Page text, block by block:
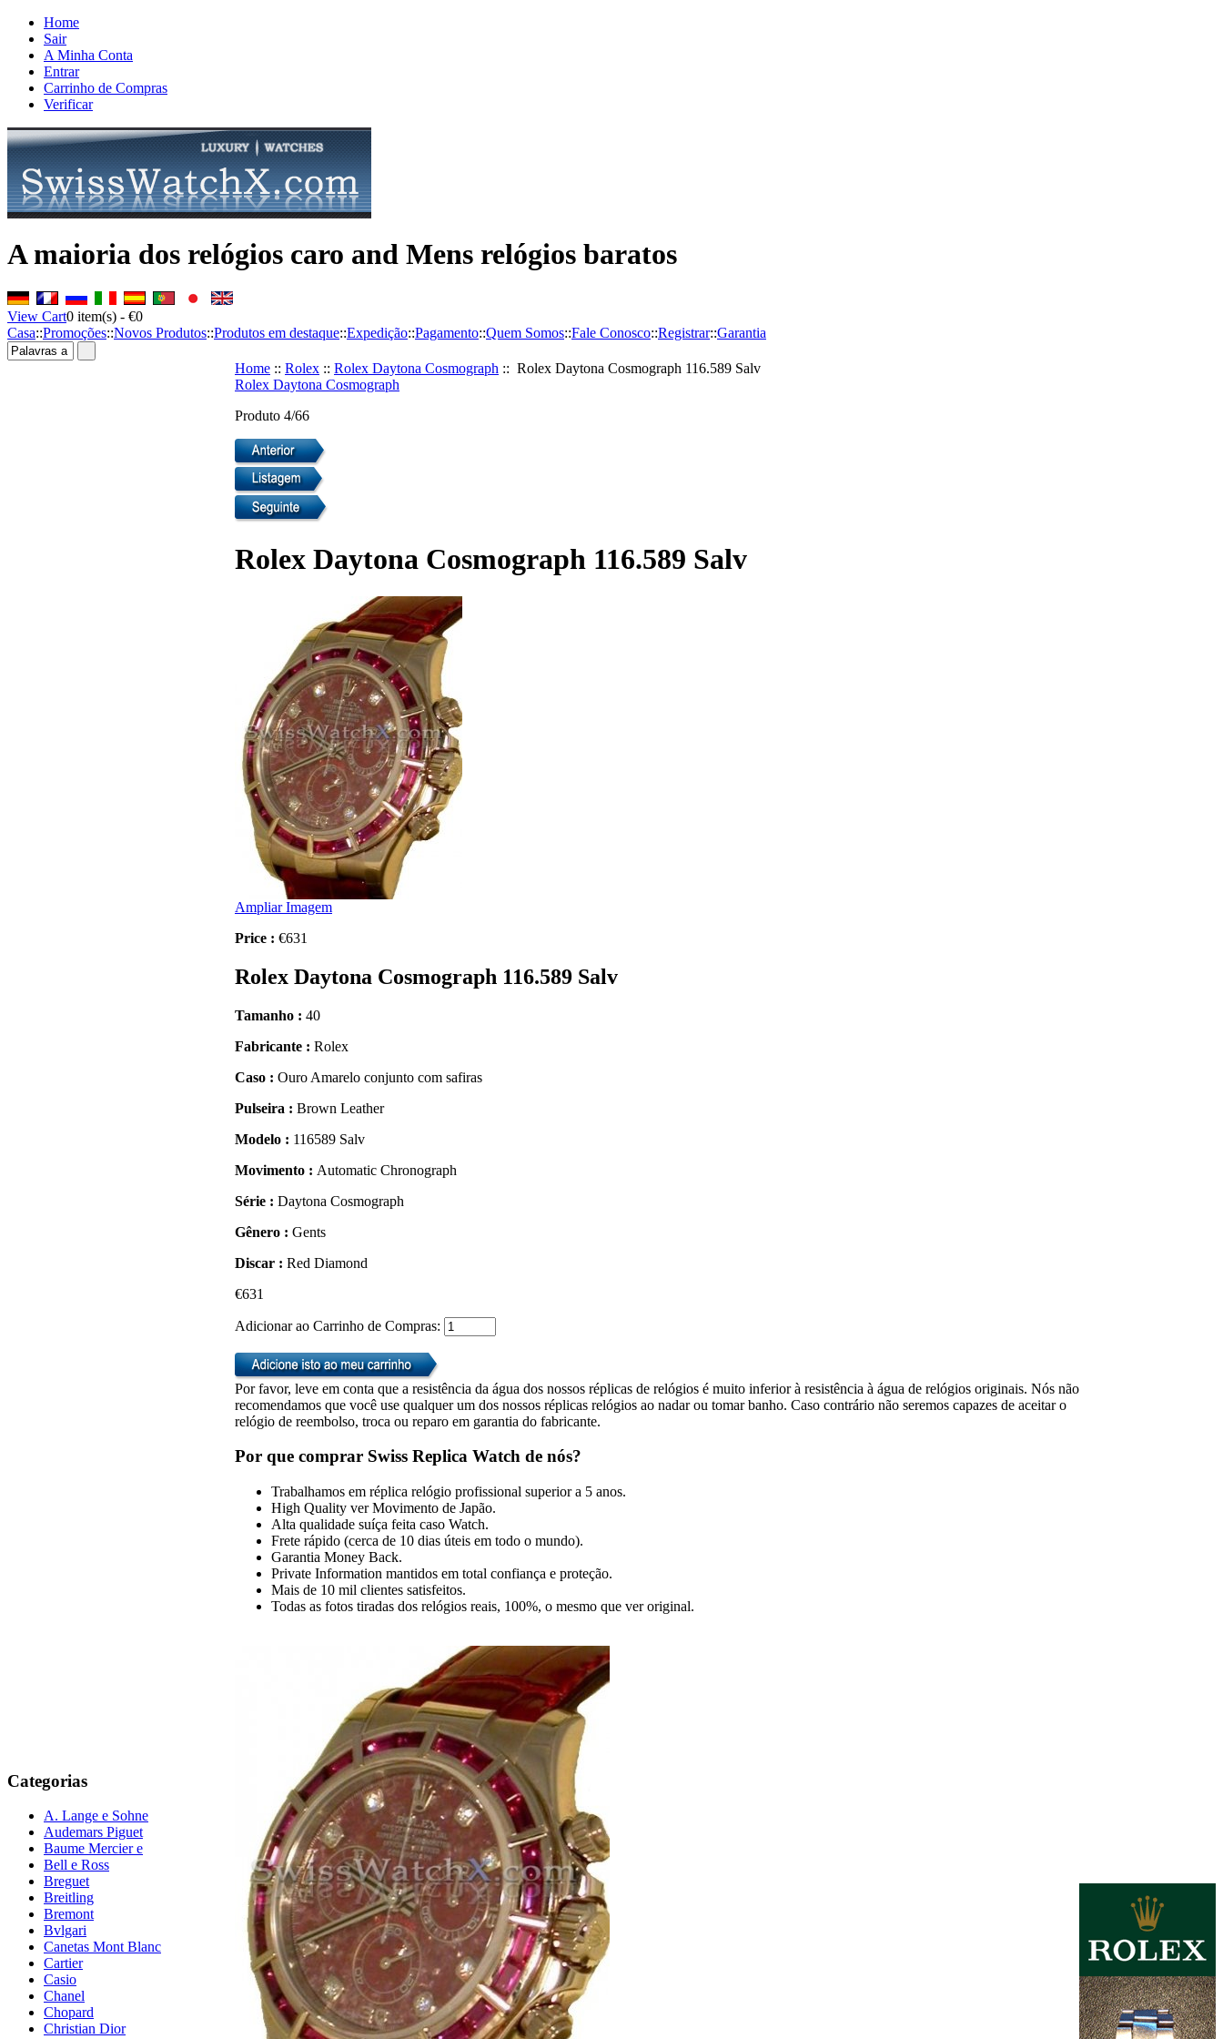
Home
Sair
A Minha Conta
Entrar
Carrinho de Compras
Verificar
A maioria dos relógios caro and Mens relógios baratos
View Cart0 item(s) - €0
Casa::Promoções::Novos Produtos::Produtos em destaque::Expedição::Pagamento::Quem Somos::Fale Conosco::Registrar::Garantia
Categorias
A. Lange e Sohne
Audemars Piguet
Baume Mercier e
Bell e Ross
Breguet
Breitling
Bremont
Bvlgari
Canetas Mont Blanc
Cartier
Casio
Chanel
Chopard
Christian Dior
Home :: Rolex :: Rolex Daytona Cosmograph :: Rolex Daytona Cosmograph 116.589 Salv
Rolex Daytona Cosmograph
Produto 4/66
Rolex Daytona Cosmograph 116.589 Salv
Ampliar Imagem
Price : €631
Rolex Daytona Cosmograph 116.589 Salv
Tamanho : 40
Fabricante : Rolex
Caso : Ouro Amarelo conjunto com safiras
Pulseira : Brown Leather
Modelo : 116589 Salv
Movimento : Automatic Chronograph
Série : Daytona Cosmograph
Gênero : Gents
Discar : Red Diamond
€631
Adicionar ao Carrinho de Compras:
Por favor, leve em conta que a resistência da água dos nossos réplicas de relógios é muito inferior à resistência à água de relógios originais. Nós não
recomendamos que você use qualquer um dos nossos réplicas relógios ao nadar ou tomar banho. Caso contrário não seremos capazes de aceitar o
relógio de reembolso, troca ou reparo em garantia do fabricante.
Por que comprar Swiss Replica Watch de nós?
Trabalhamos em réplica relógio profissional superior a 5 anos.
High Quality ver Movimento de Japão.
Alta qualidade suíça feita caso Watch.
Frete rápido (cerca de 10 dias úteis em todo o mundo).
Garantia Money Back.
Private Information mantidos em total confiança e proteção.
Mais de 10 mil clientes satisfeitos.
Todas as fotos tiradas dos relógios reais, 100%, o mesmo que ver original.